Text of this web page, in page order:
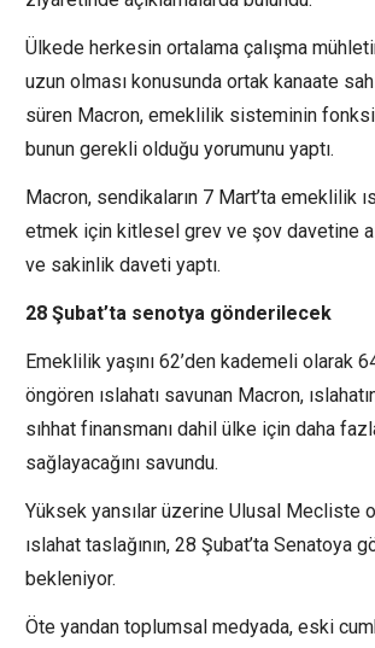
Ülkede herkesin ortalama çalışma
uzun olması konusunda ortak kanaate
süren Macron, emeklilik sisteminin
bunun gerekli olduğu yorumunu yaptı.
Macron, sendikaların 7 Mart’ta emeklilik
etmek için kitlesel grev ve şov davetine
ve sakinlik daveti yaptı.
28 Şubat’ta senotya gönderilecek
Emeklilik yaşını 62’den kademeli olarak
öngören ıslahatı savunan Macron,
sıhhat finansmanı dahil ülke için daha
sağlayacağını savundu.
Yüksek yansılar üzerine Ulusal Mecliste
ıslahat taslağının, 28 Şubat’ta Senatoya
bekleniyor.
Öte yandan toplumsal medyada, eski